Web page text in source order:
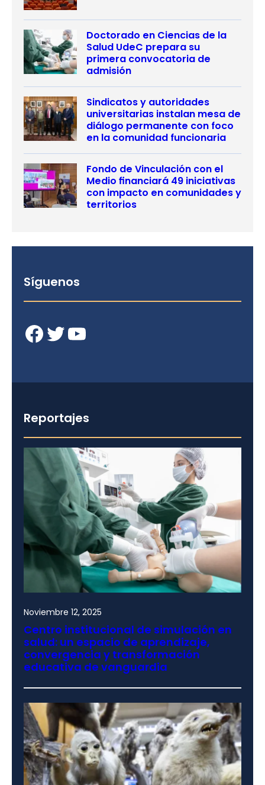
Doctorado en Ciencias de la
Salud UdeC prepara su
primera convocatoria de
admisión
Sindicatos y autoridades
universitarias instalan mesa de
diálogo permanente con foco
en la comunidad funcionaria
Fondo de Vinculación con el
Medio financiará 49 iniciativas
con impacto en comunidades y
territorios
Síguenos
Facebook Twitter YouTube
Reportajes
Noviembre 12, 2025
Centro institucional de simulación en
salud: un espacio de aprendizaje,
convergencia y transformación
educativa de vanguardia